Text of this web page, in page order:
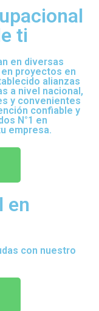
ti
en diversas
proyectos en
alianzas
a nivel nacional,
y convenientes
confiable y
N°1 en
empresa.
en
con nuestro